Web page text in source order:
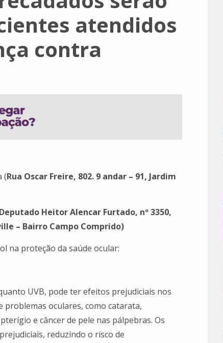
atendidos
contra
(Rua Oscar Freire, 802. 9 andar – 91, Jardim
Heitor Alencar Furtado, nº 3350,
– Bairro Campo Comprido)
na proteção da saúde ocular:
UVB, pode ter efeitos prejudiciais nos
problemas oculares, como catarata,
e câncer de pele nas pálpebras. Os
reduzindo o risco de